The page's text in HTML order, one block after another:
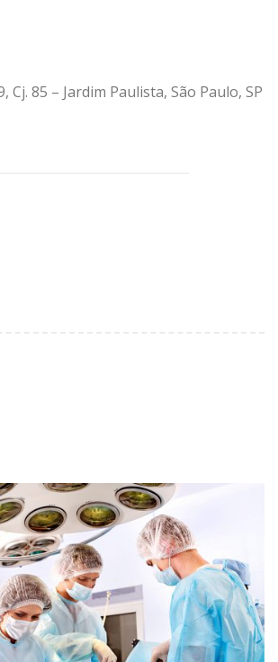
Cj. 85 – Jardim Paulista, São Paulo, SP